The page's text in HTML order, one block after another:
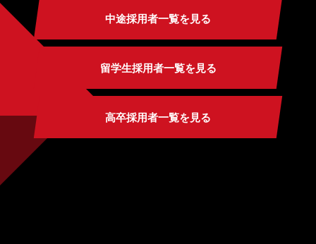
中途採用者一覧を見る
留学生採用者一覧を見る
高卒採用者一覧を見る